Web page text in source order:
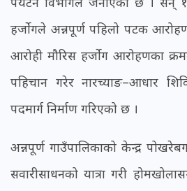
हर्जोगले अन्नपूर्ण पहिलो पटक
आरोही मौरिस हर्जोग आरोहणका
पहिचान गरेर नारच्याङ–आधार
पदमार्ग निर्माण गरिएको छ ।
अन्नपूर्ण गाउँपालिकाको केन्द्र
सवारीसाधनको यात्रा गरी